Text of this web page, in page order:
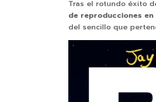
Tras el rotundo éxito
de reproducciones en
del sencillo que